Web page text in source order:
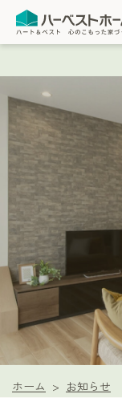
ホーム
お知らせ